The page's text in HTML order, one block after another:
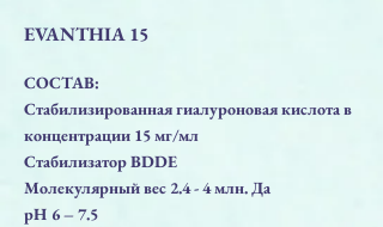
EVANTHIA 15
СОСТАВ:
Стабилизированная гиалуроновая кислота в
концентрации 15 мг/мл
Стабилизатор BDDE
Молекулярный вес 2.4 - 4 млн. Да
pH 6 – 7.5